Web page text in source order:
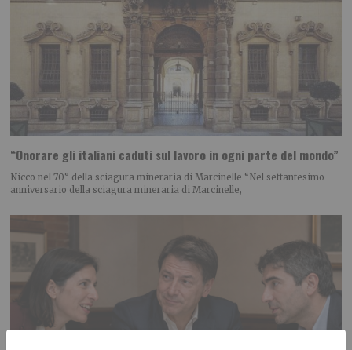
“Onorare gli italiani caduti sul lavoro in ogni parte del mondo”
Nicco nel 70° della sciagura mineraria di Marcinelle “Nel settantesimo
anniversario della sciagura mineraria di Marcinelle,